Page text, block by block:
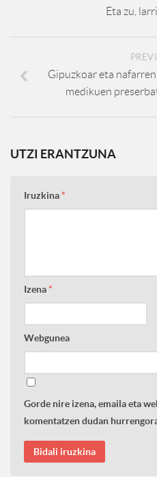
Eta zu,
Gipuzkoar eta
medikuen
UTZI ERANTZUNA
Iruzkina*
Izena*
Webgunea
Gorde nire izena, emaila eta
komentatzen dudan